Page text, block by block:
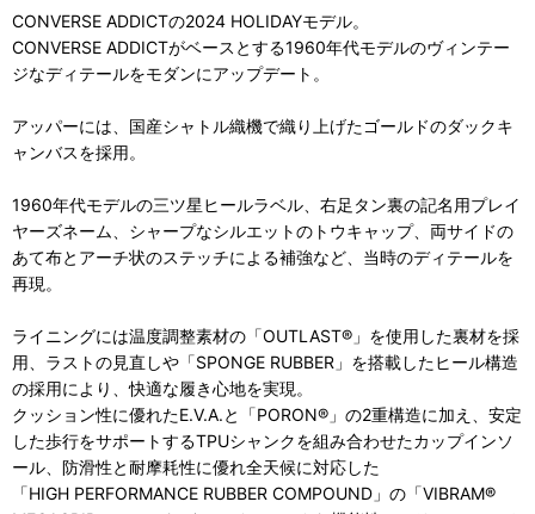
CONVERSE ADDICTの2024 HOLIDAYモデル。
CONVERSE ADDICTがベースとする1960年代モデルのヴィンテー
ジなディテールをモダンにアップデート。
アッパーには、国産シャトル織機で織り上げたゴールドのダックキ
ャンバスを採用。
1960年代モデルの三ツ星ヒールラベル、右足タン裏の記名用プレイ
ヤーズネーム、シャープなシルエットのトウキャップ、両サイドの
あて布とアーチ状のステッチによる補強など、当時のディテールを
再現。
ライニングには温度調整素材の「OUTLAST®」を使用した裏材を採
用、ラストの見直しや「SPONGE RUBBER」を搭載したヒール構造
の採用により、快適な履き心地を実現。
クッション性に優れたE.V.A.と「PORON®」の2重構造に加え、安定
した歩行をサポートするTPUシャンクを組み合わせたカップインソ
ール、防滑性と耐摩耗性に優れ全天候に対応した
「HIGH PERFORMANCE RUBBER COMPOUND」の「VIBRAM®